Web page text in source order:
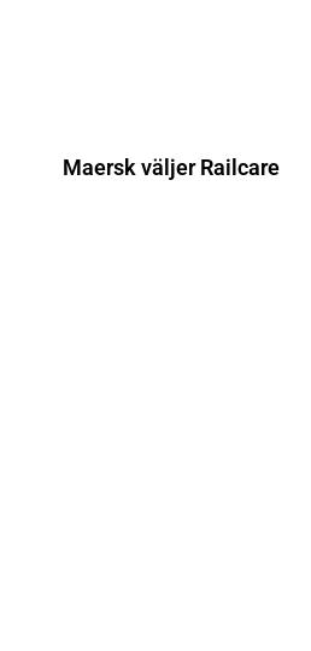
Maersk väljer Railcare